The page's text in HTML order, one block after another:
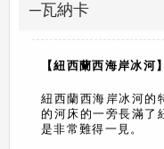
─瓦納卡
【紐西蘭西海岸冰河】
紐西蘭西海岸冰河的
的河床的一旁長滿了
是非常難得一見。